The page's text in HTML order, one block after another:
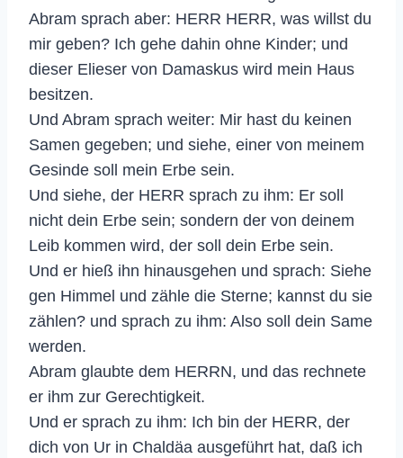
Abram sprach aber: HERR HERR, was willst du
mir geben? Ich gehe dahin ohne Kinder; und
dieser Elieser von Damaskus wird mein Haus
besitzen.
Und Abram sprach weiter: Mir hast du keinen
Samen gegeben; und siehe, einer von meinem
Gesinde soll mein Erbe sein.
Und siehe, der HERR sprach zu ihm: Er soll
nicht dein Erbe sein; sondern der von deinem
Leib kommen wird, der soll dein Erbe sein.
Und er hieß ihn hinausgehen und sprach: Siehe
gen Himmel und zähle die Sterne; kannst du sie
zählen? und sprach zu ihm: Also soll dein Same
werden.
Abram glaubte dem HERRN, und das rechnete
er ihm zur Gerechtigkeit.
Und er sprach zu ihm: Ich bin der HERR, der
dich von Ur in Chaldäa ausgeführt hat, daß ich